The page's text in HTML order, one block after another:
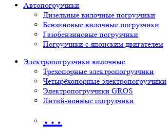
Автопогрузчики
Дизельные вилочные погрузчики
Бензиновые вилочные погрузчики
Газобензиновые погрузчики
Погрузчики с японским двигателем
Электропогрузчики вилочные
Трехопорные электропогрузчики
Четырёхопорные электропогрузчики
Электропогрузчики GROS
Литий-ионные погрузчики
…